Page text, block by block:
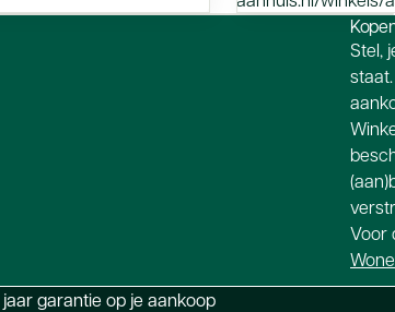
Stel,
Voor
garantie op je aankoop